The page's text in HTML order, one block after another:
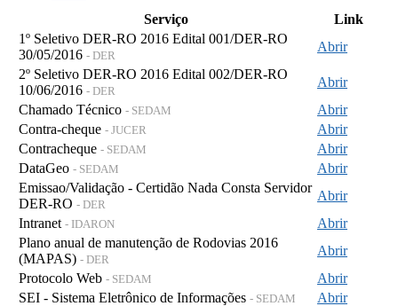
Serviço
Link
1º Seletivo DER-RO 2016 Edital 001/DER-RO
30/05/2016 - DER
Abrir
2º Seletivo DER-RO 2016 Edital 002/DER-RO
10/06/2016 - DER
Abrir
Chamado Técnico - SEDAM
Abrir
Contra-cheque - JUCER
Abrir
Contracheque - SEDAM
Abrir
DataGeo - SEDAM
Abrir
Emissao/Validação - Certidão Nada Consta Servidor
DER-RO - DER
Abrir
Intranet - IDARON
Abrir
Plano anual de manutenção de Rodovias 2016
(MAPAS) - DER
Abrir
Protocolo Web - SEDAM
Abrir
SEI - Sistema Eletrônico de Informações - SEDAM
Abrir